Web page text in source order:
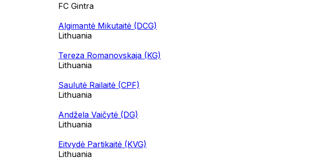
FC Gintra
Algimantė Mikutaitė (DCG)
Lithuania
Tereza Romanovskaja (KG)
Lithuania
Saulutė Railaitė (CPF)
Lithuania
Andžela Vaičytė (DG)
Lithuania
Eitvydė Partikaitė (KVG)
Lithuania